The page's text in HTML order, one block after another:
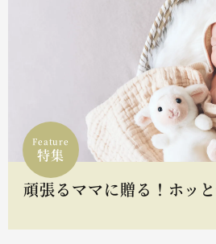
Feature
特集
頑張るママに贈る！ホッ